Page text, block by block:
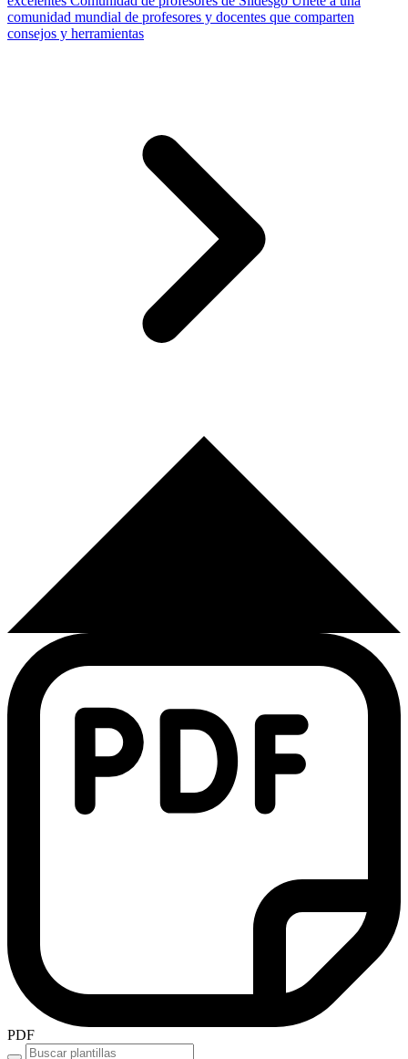
comunidad mundial de profesores y docentes que comparten
consejos y herramientas
PDF